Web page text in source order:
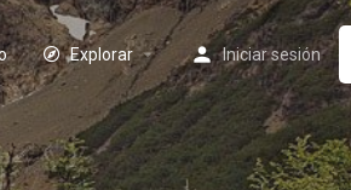
Explorar Iniciar sesión